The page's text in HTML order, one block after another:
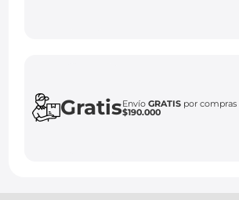
GratisEnvíoGRATIS por compras
$190.000